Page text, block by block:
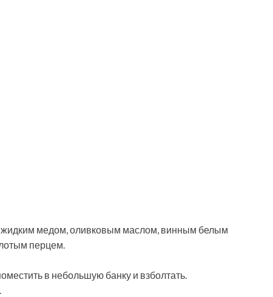
жидким медом, оливковым маслом, винным белым
перцем.
в небольшую банку и взболтать.